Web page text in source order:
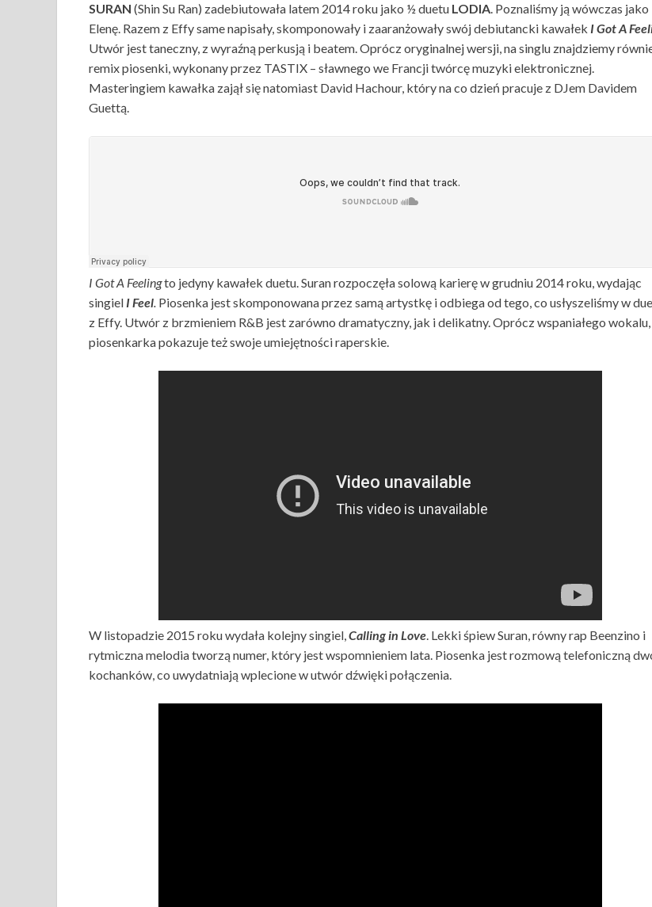
SURAN (Shin Su Ran) zadebiutowała latem 2014 roku jako ½ duetu LODIA. Poznaliśmy ją wówczas jako
Elenę. Razem z Effy same napisały, skomponowały i zaaranżowały swój debiutancki kawałek I Got A
Utwór jest taneczny, z wyraźną perkusją i beatem. Oprócz oryginalnej wersji, na singlu znajdziemy
remix piosenki, wykonany przez TASTIX – sławnego we Francji twórcę muzyki elektronicznej.
Masteringiem kawałka zajął się natomiast David Hachour, który na co dzień pracuje z DJem Davidem
Guettą.
I Got A Feelingto jedyny kawałek duetu. Suran rozpoczęła solową karierę w grudniu 2014 roku, wydając
singiel I Feel. Piosenka jest skomponowana przez samą artystkę i odbiega od tego, co usłyszeliśmy w
z Effy. Utwór z brzmieniem R&B jest zarówno dramatyczny, jak i delikatny. Oprócz wspaniałego wokalu,
piosenkarka pokazuje też swoje umiejętności raperskie.
W listopadzie 2015 roku wydała kolejny singiel,Calling in Love. Lekki śpiew Suran, równy rap Beenzino i
rytmiczna melodia tworzą numer, który jest wspomnieniem lata. Piosenka jest rozmową telefoniczną
kochanków, co uwydatniają wplecione w utwór dźwięki połączenia.